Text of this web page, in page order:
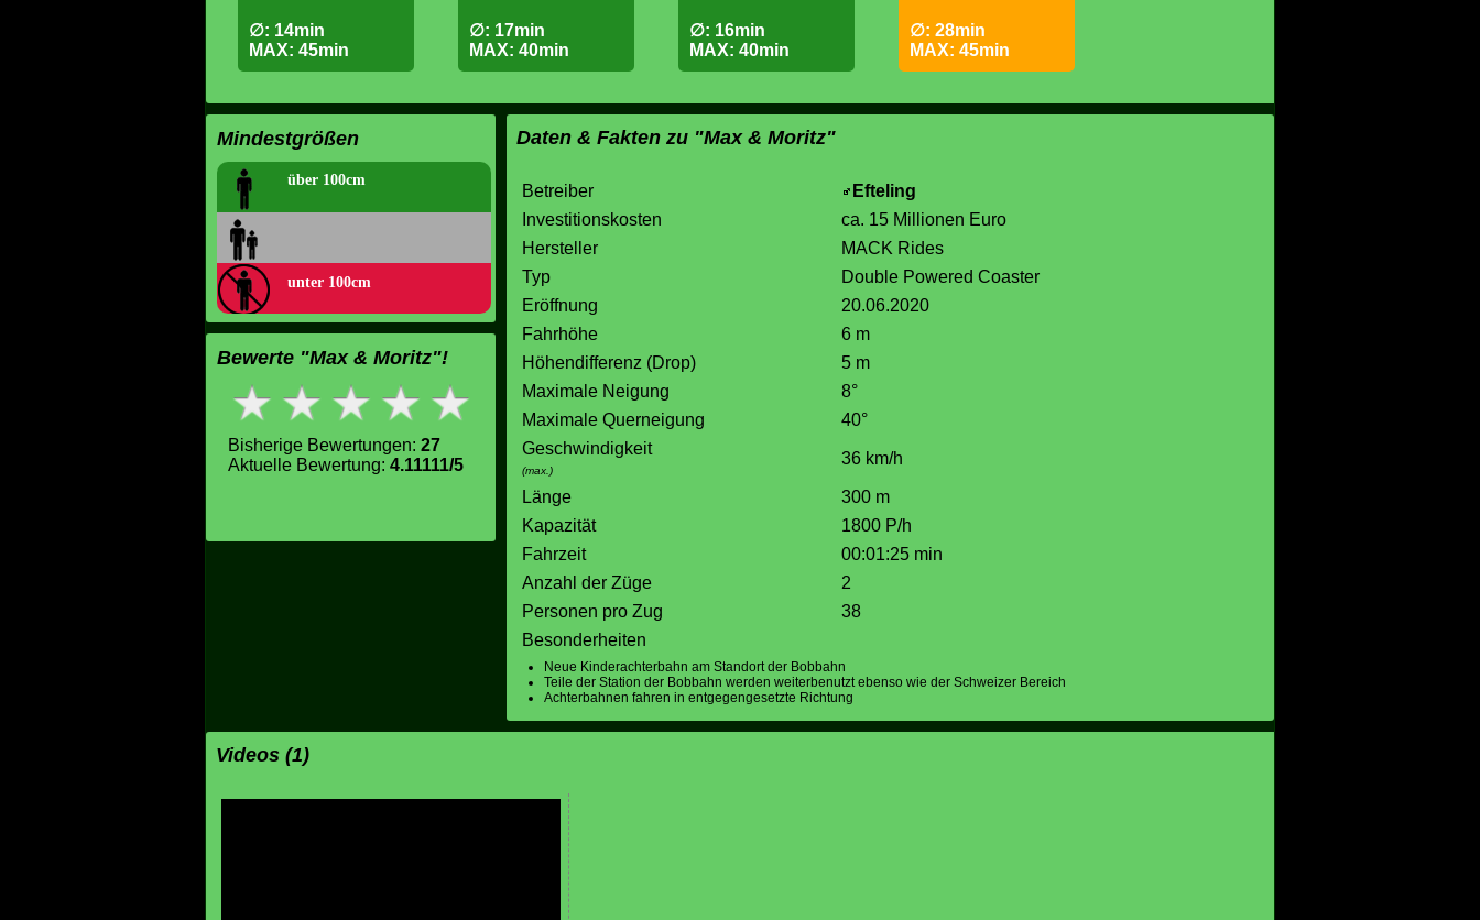
∅: 14min
MAX: 45min
∅: 17min
MAX: 40min
∅: 16min
MAX: 40min
∅: 28min
MAX: 45min
Mindestgrößen
über 100cm
unter 100cm
Bewerte "Max & Moritz"!
Bisherige Bewertungen: 27
Aktuelle Bewertung: 4.11111/5
Daten & Fakten zu "Max & Moritz"
Betreiber
Efteling
Investitionskosten
ca. 15 Millionen Euro
Hersteller
MACK Rides
Typ
Double Powered Coaster
Eröffnung
20.06.2020
Fahrhöhe
6 m
Höhendifferenz (Drop)
5 m
Maximale Neigung
8°
Maximale Querneigung
40°
Geschwindigkeit
(max.)
36 km/h
Länge
300 m
Kapazität
1800 P/h
Fahrzeit
00:01:25 min
Anzahl der Züge
2
Personen pro Zug
38
Besonderheiten
Neue Kinderachterbahn am Standort der Bobbahn
Teile der Station der Bobbahn werden weiterbenutzt ebenso wie der Schweizer Bereich
Achterbahnen fahren in entgegengesetzte Richtung
Videos (1)